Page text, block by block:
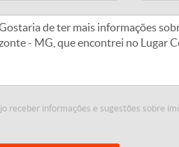
receber informações e sugestões sobre